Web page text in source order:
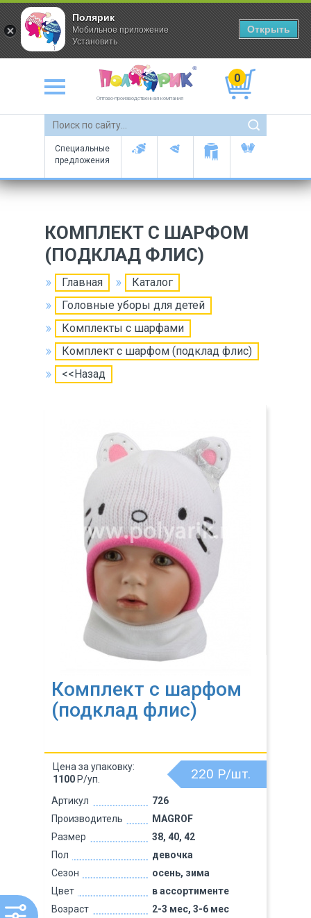
Оптово-производственная компания
0
Специальные
предложения
КОМПЛЕКТ С ШАРФОМ
(ПОДКЛАД ФЛИС)
Главная
Каталог
Головные уборы для детей
Комплекты с шарфами
Комплект с шарфом (подклад флис)
<<Назад
Комплект с шарфом
(подклад флис)
Артикул
726
Производитель
MAGROF
Размер
38, 40, 42
Пол
девочка
Сезон
осень, зима
Цвет
в ассортименте
Возраст
2-3 мес, 3-6 мес
220 Р/шт.
Цена за упаковку:
1100 Р/уп.
Полярик
Мобильное приложение
Установить
Открыть